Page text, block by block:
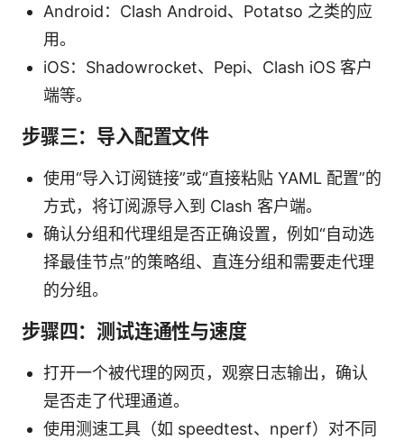
Android：Clash Android、Potatso 之类的应
用。
iOS：Shadowrocket、Pepi、Clash iOS 客户
端等。
步骤三：导入配置文件
使用“导入订阅链接”或“直接粘贴 YAML 配置”的
方式，将订阅源导入到 Clash 客户端。
确认分组和代理组是否正确设置，例如“自动选
择最佳节点”的策略组、直连分组和需要走代理
的分组。
步骤四：测试连通性与速度
打开一个被代理的网页，观察日志输出，确认
是否走了代理通道。
使用测速工具（如 speedtest、nperf）对不同